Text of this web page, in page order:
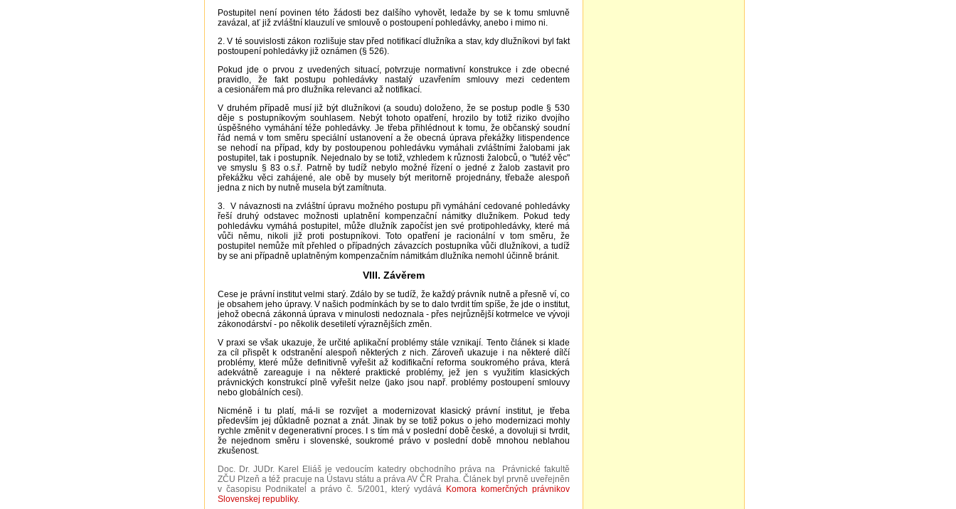
Postupitel není povinen této žádosti bez dalšího vyhovět, ledaže by se k tomu smluvně
zavázal, ať již zvláštní klauzulí ve smlouvě o postoupení pohledávky, anebo i mimo ni.
2. V té souvislosti zákon rozlišuje stav před notifikací dlužníka a stav, kdy dlužníkovi byl fakt
postoupení pohledávky již oznámen (§ 526).
Pokud jde o prvou z uvedených situací, potvrzuje normativní konstrukce i zde obecné
pravidlo, že fakt postupu pohledávky nastalý uzavřením smlouvy mezi cedentem
a cesionářem má pro dlužníka relevanci až notifikací.
V druhém případě musí již být dlužníkovi (a soudu) doloženo, že se postup podle § 530
děje s postupníkovým souhlasem. Nebýt tohoto opatření, hrozilo by totiž riziko dvojího
úspěšného vymáhání téže pohledávky. Je třeba přihlédnout k tomu, že občanský soudní
řád nemá v tom směru speciální ustanovení a že obecná úprava překážky litispendence
se nehodí na případ, kdy by postoupenou pohledávku vymáhali zvláštními žalobami jak
postupitel, tak i postupník. Nejednalo by se totiž, vzhledem k různosti žalobců, o "tutéž věc"
ve smyslu § 83 o.s.ř. Patrně by tudíž nebylo možné řízení o jedné z žalob zastavit pro
překážku věci zahájené, ale obě by musely být meritorně projednány, třebaže alespoň
jedna z nich by nutně musela být zamítnuta.
3. V návaznosti na zvláštní úpravu možného postupu při vymáhání cedované pohledávky
řeší druhý odstavec možnosti uplatnění kompenzační námitky dlužníkem. Pokud tedy
pohledávku vymáhá postupitel, může dlužník započíst jen své protipohledávky, které má
vůči němu, nikoli již proti postupníkovi. Toto opatření je racionální v tom směru, že
postupitel nemůže mít přehled o případných závazcích postupníka vůči dlužníkovi, a tudíž
by se ani případně uplatněným kompenzačním námitkám dlužníka nemohl účinně bránit.
VIII. Závěrem
Cese je právní institut velmi starý. Zdálo by se tudíž, že každý právník nutně a přesně ví, co
je obsahem jeho úpravy. V našich podmínkách by se to dalo tvrdit tím spíše, že jde o institut,
jehož obecná zákonná úprava v minulosti nedoznala - přes nejrůznější kotrmelce ve vývoji
zákonodárství - po několik desetiletí výraznějších změn.
V praxi se však ukazuje, že určité aplikační problémy stále vznikají. Tento článek si klade
za cíl přispět k odstranění alespoň některých z nich. Zároveň ukazuje i na některé dílčí
problémy, které může definitivně vyřešit až kodifikační reforma soukromého práva, která
adekvátně zareaguje i na některé praktické problémy, jež jen s využitím klasických
právnických konstrukcí plně vyřešit nelze (jako jsou např. problémy postoupení smlouvy
nebo globálních cesí).
Nicméně i tu platí, má-li se rozvíjet a modernizovat klasický právní institut, je třeba
především jej důkladně poznat a znát. Jinak by se totiž pokus o jeho modernizaci mohly
rychle změnit v degenerativní proces. I s tím má v poslední době české, a dovoluji si tvrdit,
že nejednom směru i slovenské, soukromé právo v poslední době mnohou neblahou
zkušenost.
Doc. Dr. JUDr. Karel Eliáš je vedoucím katedry obchodního práva na Právnické fakultě
ZČU Plzeň a též pracuje na Ústavu státu a práva AV ČR Praha. Článek byl prvně uveřejněn
v časopisu Podnikateĺ a právo č. 5/2001, který vydává Komora komerčných právnikov
Slovenskej republiky.